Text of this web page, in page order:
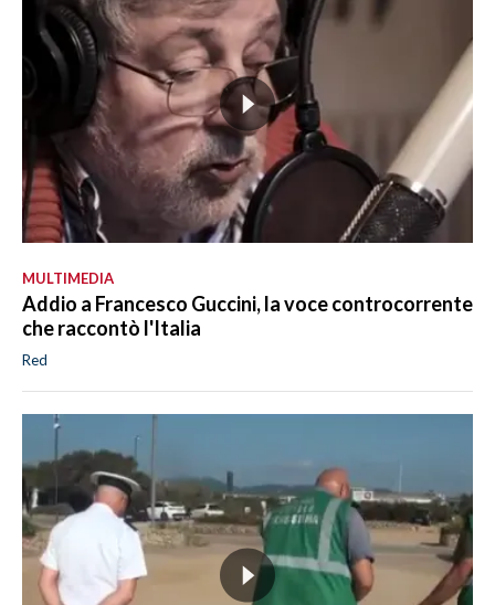
MULTIMEDIA
Addio a Francesco Guccini, la voce controcorrente
che raccontò l'Italia
Red